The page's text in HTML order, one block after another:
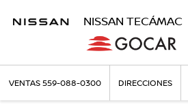
NISSAN TECÁMAC
VENTAS559-088-0300 DIRECCIONES